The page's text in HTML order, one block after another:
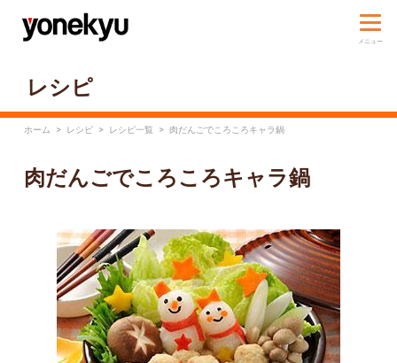
レシピ
ホーム > レシピ > レシピ一覧 > 肉だんごでころころキャラ鍋
肉だんごでころころキャラ鍋